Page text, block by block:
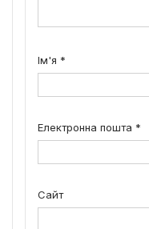
Ім'я *
Електронна пошта *
Сайт